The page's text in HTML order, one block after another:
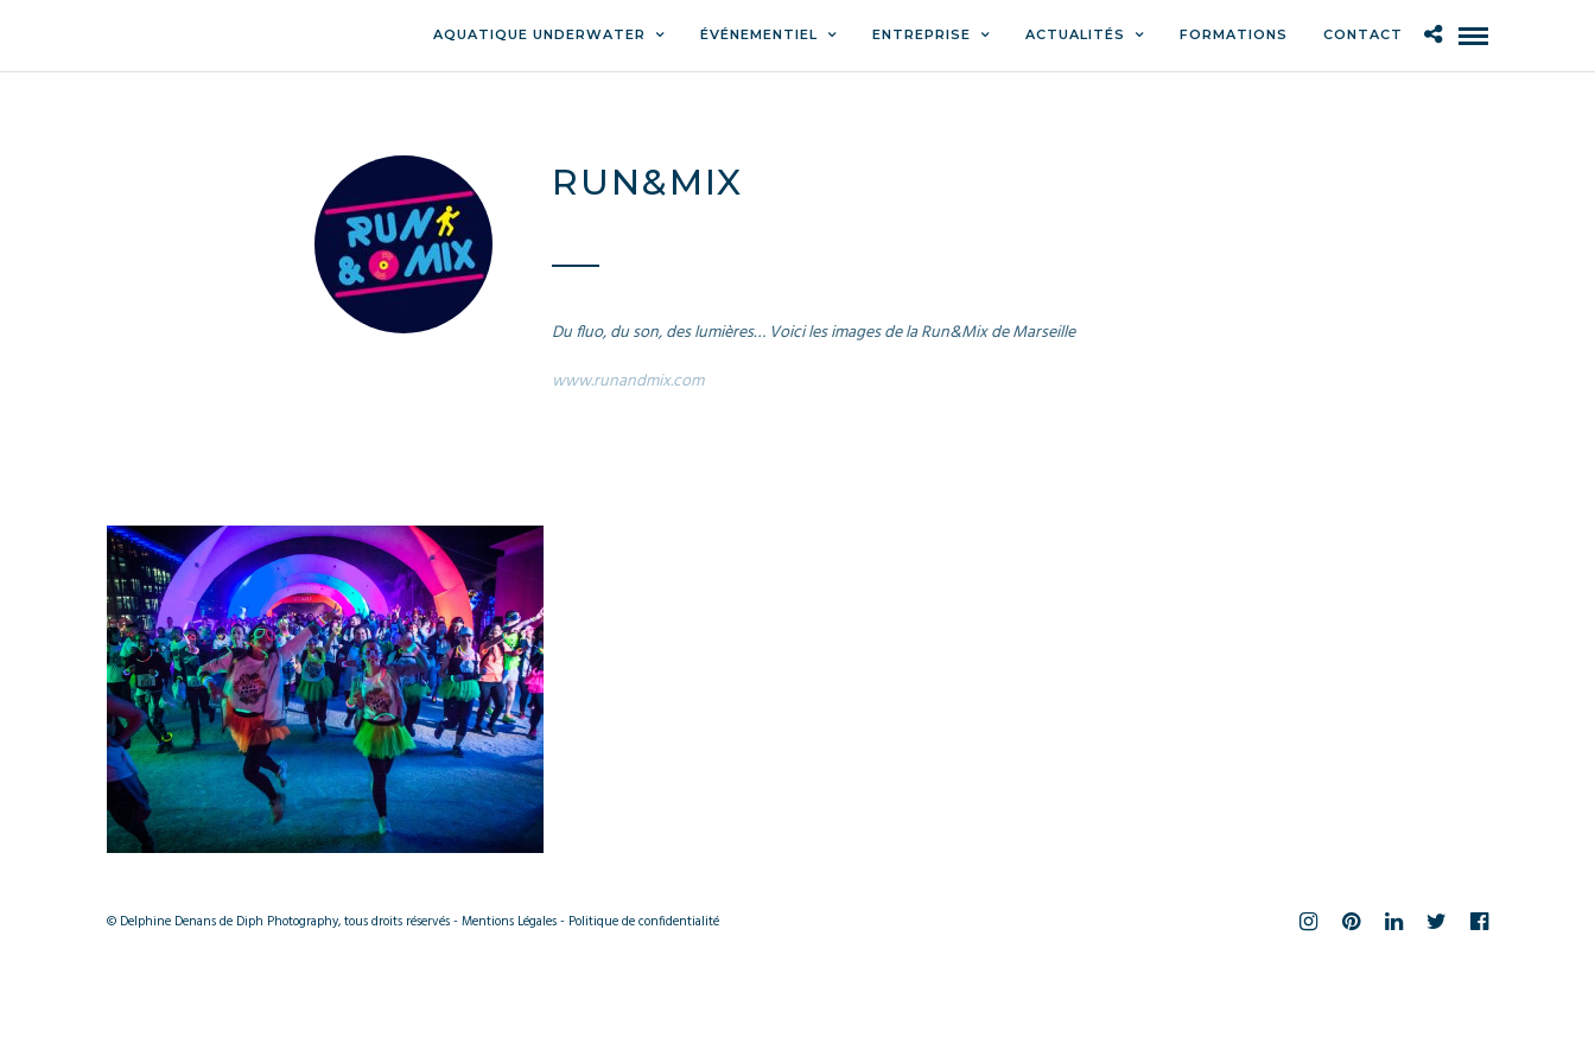
AQUATIQUE UNDERWATER ÉVÉNEMENTIEL ENTREPRISE ACTUALITÉS FORMATIONS CONTACT
RUN&MIX
Du fluo, du son, des lumières… Voici les images de la Run&Mix de Marseille
www.runandmix.com
RUN&MIX
© Delphine Denans de Diph Photography, tous droits réservés - Mentions Légales - Politique de confidentialité